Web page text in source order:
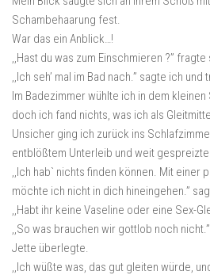
Schambehaarung fest.
War das ein Anblick…!
,,Hast du was zum Einschmieren ?” fragte
,,Ich seh’ mal im Bad nach.” sagte ich und
Im Badezimmer wühlte ich in dem
doch ich fand nichts, was ich als
Unsicher ging ich zurück ins
entblößtem Unterleib und weit
,,Ich hab` nichts finden können. Mit einer
möchte ich nicht in dich hineingehen.”
,,Habt ihr keine Vaseline oder eine Sex-
,,So was brauchen wir gottlob noch
Jette überlegte.
,,Ich wüßte was, das gut gleiten würde,